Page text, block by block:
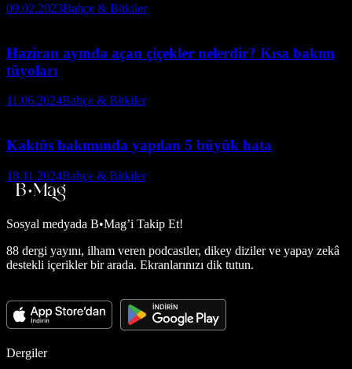
09.02.2023Bahçe & Bitkiler
Haziran ayında açan çiçekler nelerdir? Kısa bakım
tüyoları
11.06.2024Bahçe & Bitkiler
Kaktüs bakımında yapılan 5 büyük hata
18.11.2024Bahçe & Bitkiler
Sosyal medyada B•Mag’i Takip Et!
88 dergi yayını, ilham veren podcastler, dikey diziler ve yapay zekâ
destekli içerikler bir arada. Ekranlarınızı dik tutun.
Dergiler